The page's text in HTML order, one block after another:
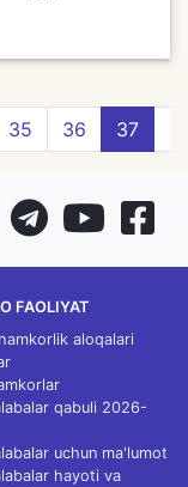
35 36 37
FAOLIYAT
aloqalari
qabuli 2026-
uchun ma'lumot
hayoti va